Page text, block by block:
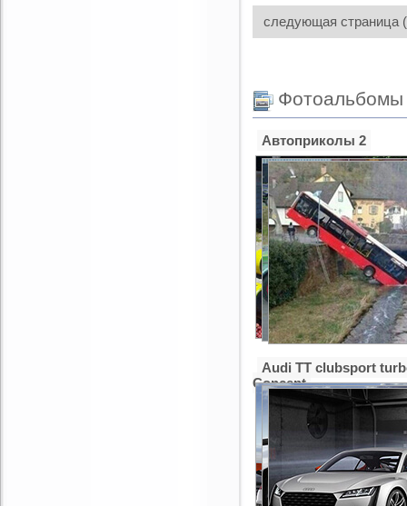
следующая страница
Фотоальбомы
Автоприколы 2
Audi TT clubsport
Concept